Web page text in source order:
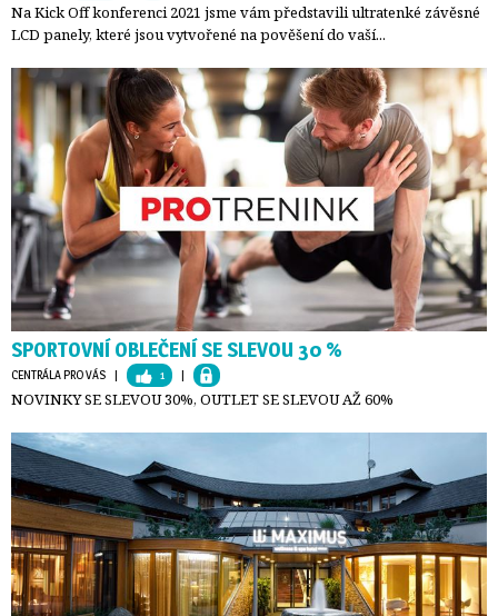
Na Kick Off konferenci 2021 jsme vám představili ultratenké závěsné
LCD panely, které jsou vytvořené na pověšení do vaší...
SPORTOVNÍ OBLEČENÍ SE SLEVOU 30 %
CENTRÁLA PRO VÁS | 1 |
NOVINKY SE SLEVOU 30%, OUTLET SE SLEVOU AŽ 60%